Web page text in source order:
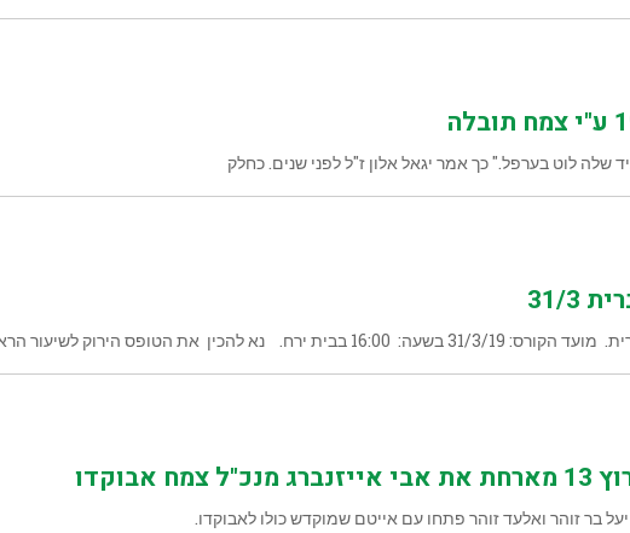
לוט בערפל." כך אמר יגאל אלון ז"ל לפני שנים. כחלק
3
הירוק לשיעור הראשון. הקורס